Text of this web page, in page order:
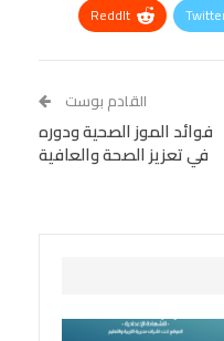
ReddIt
VK
Viber
القادم بوست
فوائد الموز الصحية ودوره
في تعزيز الصحة والعافية